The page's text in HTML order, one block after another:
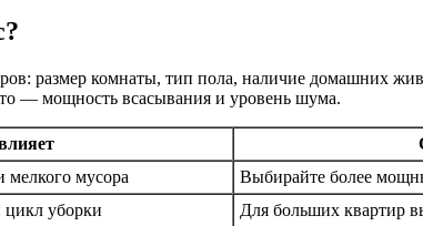
размер комнаты, тип пола, наличие домашних
— мощность всасывания и уровень шума.
мусора
Выбирайте более
уборки
Для больших квартир